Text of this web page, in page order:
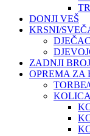
DONJI VEŠ
KRSNI/
ZADNJI
OPREMA ZA
KOLICA